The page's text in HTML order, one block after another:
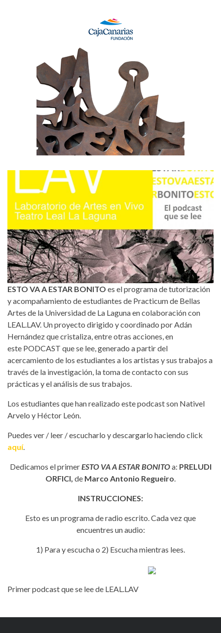
ESTO VA A ESTAR BONITO es el programa de tutorización
y acompañamiento de estudiantes de Practicum de Bellas
Artes de la Universidad de La Laguna en colaboración con
LEAL.LAV. Un proyecto dirigido y coordinado por Adán
Hernández que cristaliza, entre otras acciones, en
este PODCAST que se lee, generado a partir del
acercamiento de los estudiantes a los artistas y sus trabajos a
través de la investigación, la toma de contacto con sus
prácticas y el análisis de sus trabajos.
Los estudiantes que han realizado este podcast son Nativel
Arvelo y Héctor León.
Puedes ver / leer / escucharlo y descargarlo haciendo click
aquí.
Dedicamos el primer ESTO VA A ESTAR BONITOa: PRELUDI
ORFICI, de Marco Antonio Regueiro
INSTRUCCIONES:
Esto es un programa de radio escrito. Cada vez que
encuentres un audio:
1) Para y escucha o 2) Escucha mientras lees.
Primer podcast que se lee de LEAL.LAV